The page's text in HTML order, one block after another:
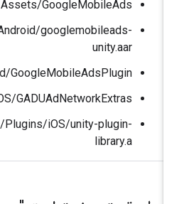
‫Assets/GoogleMobileAds
Android/googlemobileads-
unity.aar
GoogleMobileAdsPlugin
GADUAdNetworkExtras
Plugins/iOS/unity-plugin-
library.a